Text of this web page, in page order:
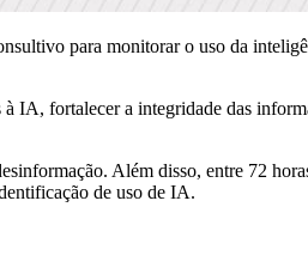
para monitorar o uso da
IA, fortalecer a integridade das
Além disso, entre 72
de uso de IA.